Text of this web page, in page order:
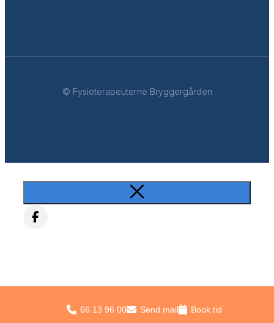
© Fysioterapeuterne Bryggergården
66 13 96 00 Send mail Book tid